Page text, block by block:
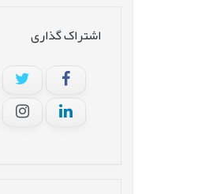
اشتراک گذاری